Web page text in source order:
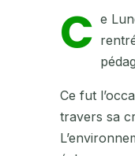
C e
Ce fut
travers sa